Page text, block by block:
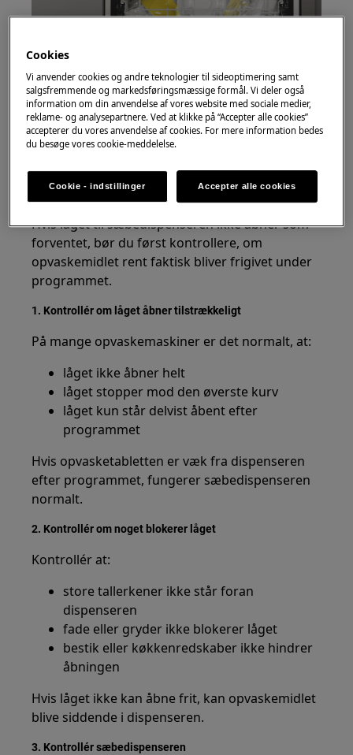
Gælder for
Zanussi opvaskemaskiner
Løsning
Hvis låget til sæbedispenseren ikke åbner som
forventet, bør du først kontrollere, om
opvaskemidlet rent faktisk bliver frigivet under
programmet.
1. Kontrollér om låget åbner tilstrækkeligt
På mange opvaskemaskiner er det normalt, at:
låget ikke åbner helt
låget stopper mod den øverste kurv
låget kun står delvist åbent efter
programmet
Hvis opvasketabletten er væk fra dispenseren
efter programmet, fungerer sæbedispenseren
normalt.
2. Kontrollér om noget blokerer låget
Kontrollér at:
store tallerkener ikke står foran
dispenseren
fade eller gryder ikke blokerer låget
bestik eller køkkenredskaber ikke hindrer
åbningen
Hvis låget ikke kan åbne frit, kan opvaskemidlet
blive siddende i dispenseren.
3. Kontrollér sæbedispenseren
Cookies
Vi anvender cookies og andre teknologier til sideoptimering samt
salgsfremmende og markedsføringsmæssige formål. Vi deler også
information om din anvendelse af vores website med sociale medier,
reklame- og analysepartnere. Ved at klikke på “Accepter alle cookies”
accepterer du vores anvendelse af cookies. For mere information bedes
du besøge vores cookie-meddelelse.
Cookie - indstillinger Accepter alle cookies